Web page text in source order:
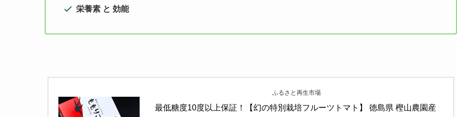
栄養素 と 効能
ふるさと再生市場
最低糖度10度以上保証！【幻の特別栽培フルーツトマト】 徳島県 樫山農園産